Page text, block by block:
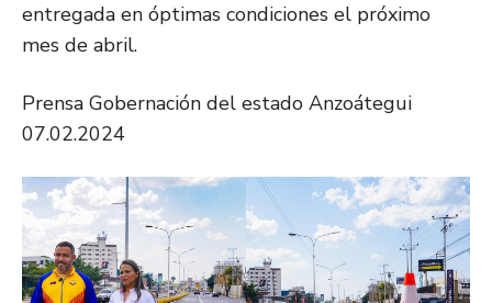
entregada en óptimas condiciones el próximo
mes de abril.
Prensa Gobernación del estado Anzoátegui
07.02.2024